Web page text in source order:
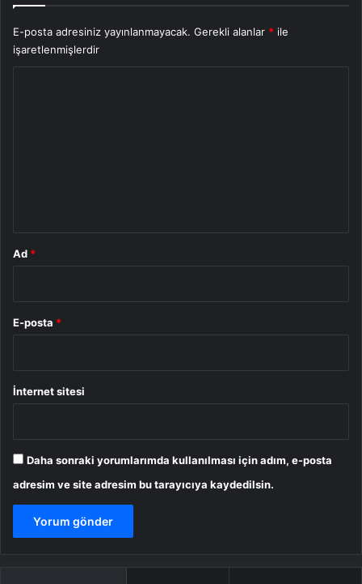
E-posta adresiniz yayınlanmayacak. Gerekli alanlar * ile
işaretlenmişlerdir
Ad *
E-posta *
İnternet sitesi
Daha sonraki yorumlarımda kullanılması için adım, e-posta
adresim ve site adresim bu tarayıcıya kaydedilsin.